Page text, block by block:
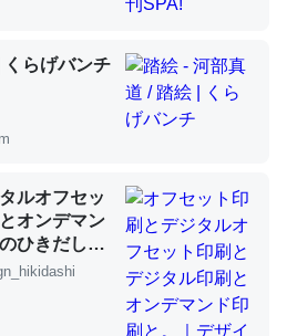
シウムを大量に使う脊椎動物と貝
し。
虫学の大問題＝「昆虫はなぜ海にいな
て４年。でたまに覗いてる。ぼ
画策中。あと、Googleマップで
電池残量や充電中かが分かるので
くらげバンチ
ルオフセッ
オンデマン
のひきだし